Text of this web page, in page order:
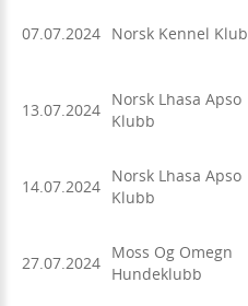
07.07.2024 Norsk Kennel Klub
13.07.2024
Norsk Lhasa Apso
Klubb
14.07.2024
Norsk Lhasa Apso
Klubb
27.07.2024
Moss Og Omegn
Hundeklubb